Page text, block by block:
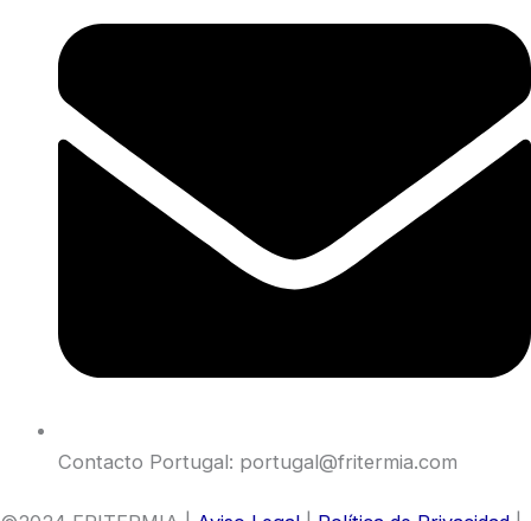
Contacto Portugal: portugal@fritermia.com